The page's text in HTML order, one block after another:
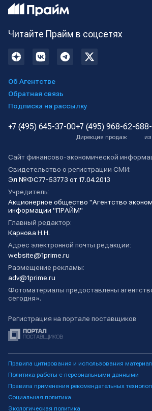
Читайте Прайм в соцсетях
Об Агентстве
Обратная связь
Подписка на рассылку
+7 (495) 645-37-00+7 (495) 968-62-68
Дирекция продаж
Сайт финансово-экономической
Свидетельство о регистрации СМИ:
Эл №ФС77-53773 от 17.04.2013
Учредитель:
Акционерное общество "Агентство
информации "ПРАЙМ"
Главный редактор:
Карнова Н.Н.
Адрес электронной почты редакции:
website@1prime.ru
Размещение рекламы:
adv@1prime.ru
Фотоматериалы предоставлены
сегодня».
Регистрация на портале поставщиков
Правила цитирования и использования
Политика работы с персональными данными
Правила применения рекомендательных
Социальная политика
Экологическая политика